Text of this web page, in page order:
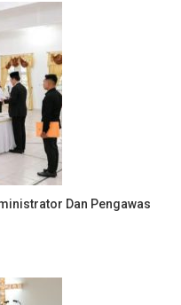
Dan Pengawas